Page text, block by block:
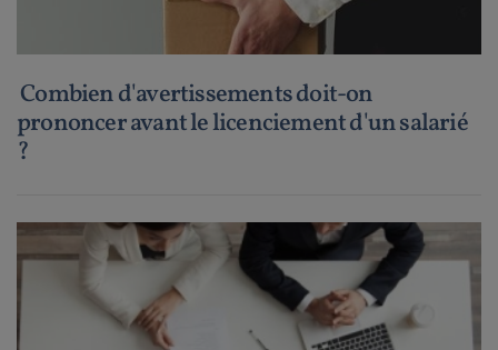
Combien d'avertissements doit-on
prononcer avant le licenciement d'un salarié
?